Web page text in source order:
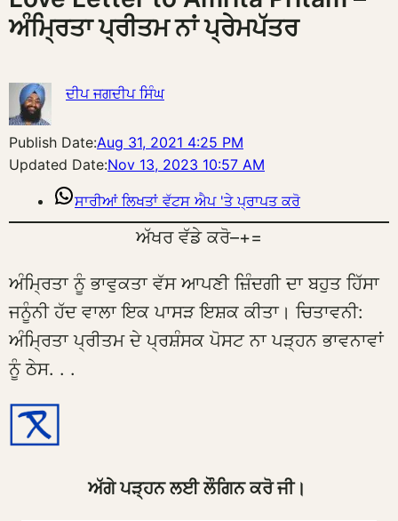
ਅੰਮ੍ਰਿਤਾ ਪ੍ਰੀਤਮ ਨਾਂ ਪ੍ਰੇਮਪੱਤਰ
ਦੀਪ ਜਗਦੀਪ ਸਿੰਘ
Publish Date:Aug 31, 2021 4:25 PM
Updated Date:Nov 13, 2023 10:57 AM
ਸਾਰੀਆਂ ਲਿਖਤਾਂ ਵੱਟਸ ਐਪ 'ਤੇ ਪ੍ਰਾਪਤ ਕਰੋ
ਅੱਖਰ ਵੱਡੇ ਕਰੋ–+=
ਅੰਮ੍ਰਿਤਾ ਨੂੰ ਭਾਵੁਕਤਾ ਵੱਸ ਆਪਣੀ ਜ਼ਿੰਦਗੀ ਦਾ ਬਹੁਤ ਹਿੱਸਾ
ਜਨੂੰਨੀ ਹੱਦ ਵਾਲਾ ਇਕ ਪਾਸੜ ਇਸ਼ਕ ਕੀਤਾ। ਚਿਤਾਵਨੀ:
ਅੰਮ੍ਰਿਤਾ ਪ੍ਰੀਤਮ ਦੇ ਪ੍ਰਸ਼ੰਸਕ ਪੋਸਟ ਨਾ ਪੜ੍ਹਨ ਭਾਵਨਾਵਾਂ
ਨੂੰ ਠੇਸ. . .
ਅੱਗੇ ਪੜ੍ਹਨ ਲਈ ਲੌਗਿਨ ਕਰੋ ਜੀ।